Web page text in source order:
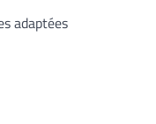
adaptées